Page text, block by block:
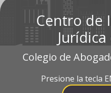
Centro de
Colegio de
Presione la tecla